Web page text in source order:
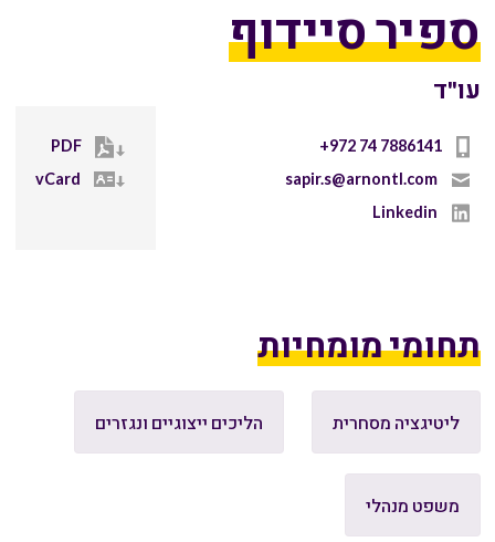
ספיר סיידוף
עו"ד
+972 74 7886141
sapir.s@arnontl.com
Linkedin
PDF
vCard
תחומי מומחיות
ליטיגציה מסחרית הליכים ייצוגיים ונגזרים
משפט מנהלי